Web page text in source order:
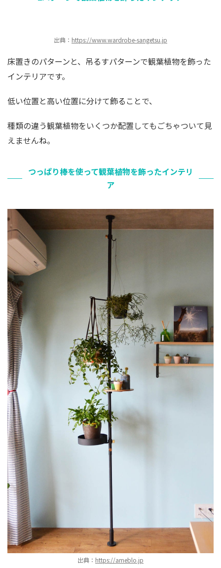
出典： https://www.wardrobe-sangetsu.jp
床置きのパターンと、吊るすパターンで観葉植物を飾った
インテリアです。
低い位置と高い位置に分けて飾ることで、
種類の違う観葉植物をいくつか配置してもごちゃついて見
えませんね。
つっぱり棒を使って観葉植物を飾ったインテリ
ア
出典： https://ameblo.jp